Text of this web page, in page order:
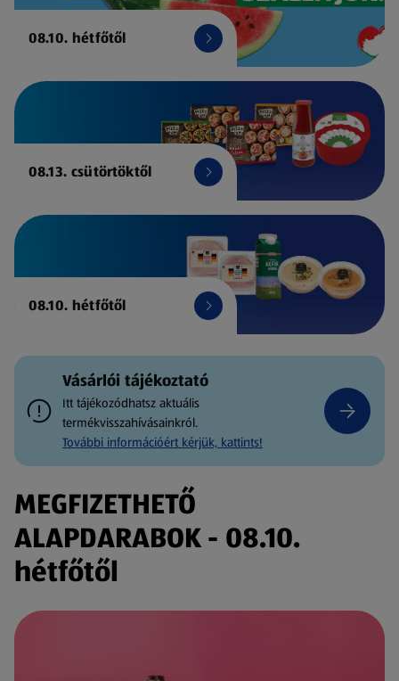
08.10. hétfőtől
08.13. csütörtöktől
08.10. hétfőtől
Vásárlói tájékoztató
Itt tájékozódhatsz aktuális
termékvisszahívásainkról.
További információért kérjük, kattints!
MEGFIZETHETŐ
ALAPDARABOK - 08.10.
hétfőtől